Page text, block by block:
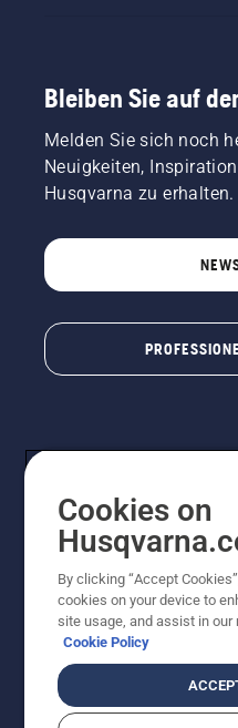
Bleiben Sie auf
Melden Sie sich noch
Neuigkeiten,
Husqvarna zu erhalten.
© Husqvarna® AB (publ).
Preisangaben sind
von Husqvarna
Fachhandel, Preise in
unverbindliche
denn sie sind für
Cookies on
By clicking “Accept
cookies on your device to
site usage, and assist in
Cookie Policy